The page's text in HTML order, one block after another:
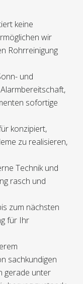
keine
wir
Rohrreinigung
und
sofortige
konzipiert,
zu realisieren,
Technik und
rasch und
zum nächsten
für Ihr
sachkundigen
gerade unter